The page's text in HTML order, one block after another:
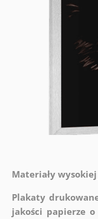
Materiały
Plakaty
jakości papierze